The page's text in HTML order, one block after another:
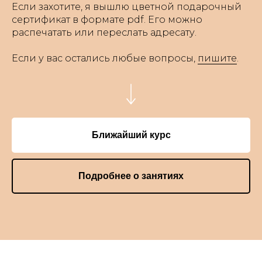
Если захотите, я вышлю цветной подарочный
сертификат в формате pdf. Его можно
распечатать или переслать адресату.
Если у вас остались любые вопросы, пишите.
Ближайший курс
Подробнее о занятиях